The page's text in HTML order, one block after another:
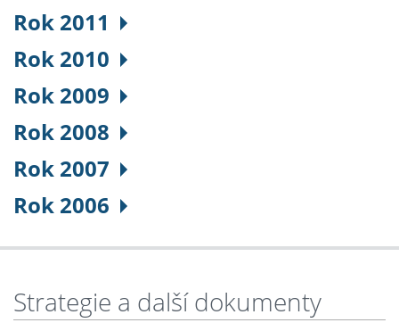
Rok 2011
Rok 2010
Rok 2009
Rok 2008
Rok 2007
Rok 2006
Strategie a další dokumenty